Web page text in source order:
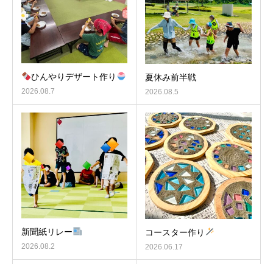
ひんやりデザート作り
2026.08.7
夏休み前半戦
2026.08.5
新聞紙リレー
2026.08.2
コースター作り
2026.06.17